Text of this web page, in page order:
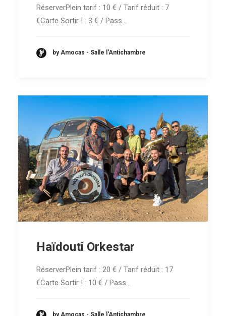
RéserverPlein tarif : 10 € / Tarif réduit : 7
€Carte Sortir ! : 3 € / Pass…
by Amocas - Salle l'Antichambre
Haïdouti Orkestar
RéserverPlein tarif : 20 € / Tarif réduit : 17
€Carte Sortir ! : 10 € / Pass…